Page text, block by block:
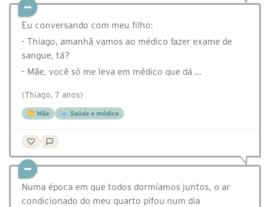
Eu conversando com meu filho:
- Thiago, amanhã vamos ao médico fazer exame de
sangue, tá?
- Mãe, você só me leva em médico que dá …
(Thiago, 7 anos)
Mãe Saúde e médico
Numa época em que todos dormíamos juntos, o ar
condicionado do meu quarto pifou num dia